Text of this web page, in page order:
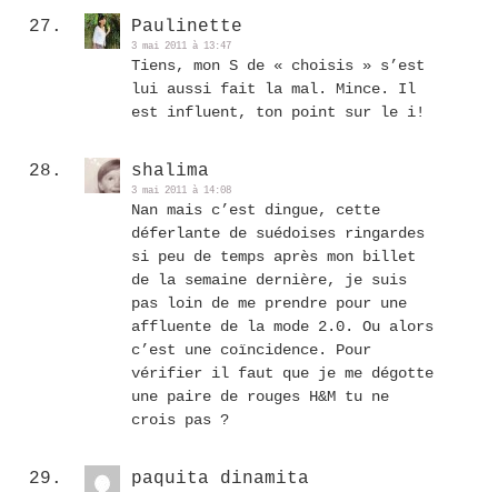
Paulinette
3 mai 2011 à 13:47
Tiens, mon S de « choisis » s’est
lui aussi fait la mal. Mince. Il
est influent, ton point sur le i!
shalima
3 mai 2011 à 14:08
Nan mais c’est dingue, cette
déferlante de suédoises ringardes
si peu de temps après mon billet
de la semaine dernière, je suis
pas loin de me prendre pour une
affluente de la mode 2.0. Ou alors
c’est une coïncidence. Pour
vérifier il faut que je me dégotte
une paire de rouges H&M tu ne
crois pas ?
paquita dinamita